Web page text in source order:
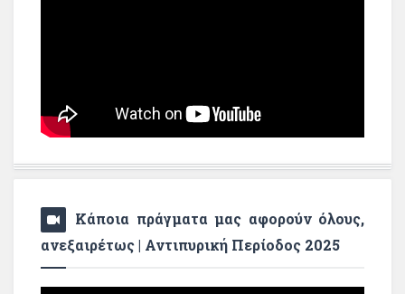
Κάποια πράγματα μας αφορούν όλους,
ανεξαιρέτως | Αντιπυρική Περίοδος 2025